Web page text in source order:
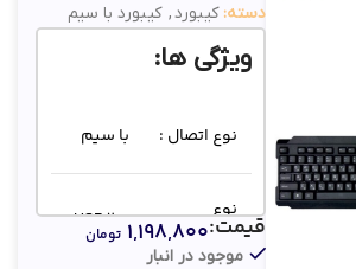
دسته: کیبورد, کیبورد با سیم
ویژگی ها:
نوع اتصال : با سیم
نوع
کانکتور :
USB 2.0
موجود در انبار
قیمت:۱,۱۹۸,۸۰۰ تومان